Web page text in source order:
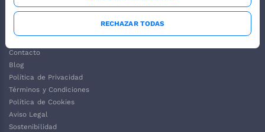
Contacto
Blog
Política de Privacidad
Términos y Condiciones
Política de Cookies
Aviso Legal
Sostenibilidad
RECHAZAR TODAS